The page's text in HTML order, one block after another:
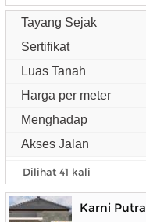
Tayang Sejak
Sertifikat
Luas Tanah
Harga per meter
Menghadap
Akses Jalan
Dilihat 41 kali
Karni Putra